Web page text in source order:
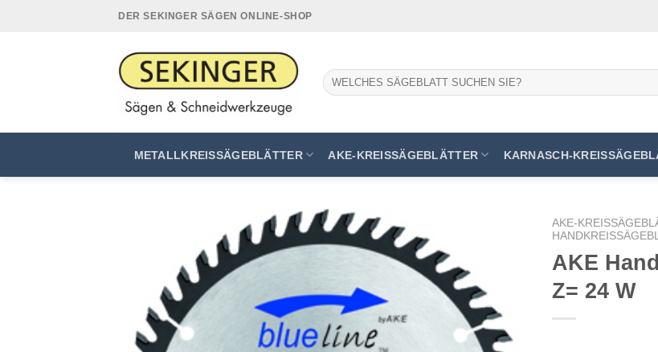
DER SEKINGER SÄGEN ONLINE-SHOP
Suchen
nach:
METALLKREISSÄGEBLÄTTER AKE-KREISSÄGEBLÄTTER KARNASCH-
Meine
Sägen
hinzufügen
AKE-
AKE
Z= 24 W